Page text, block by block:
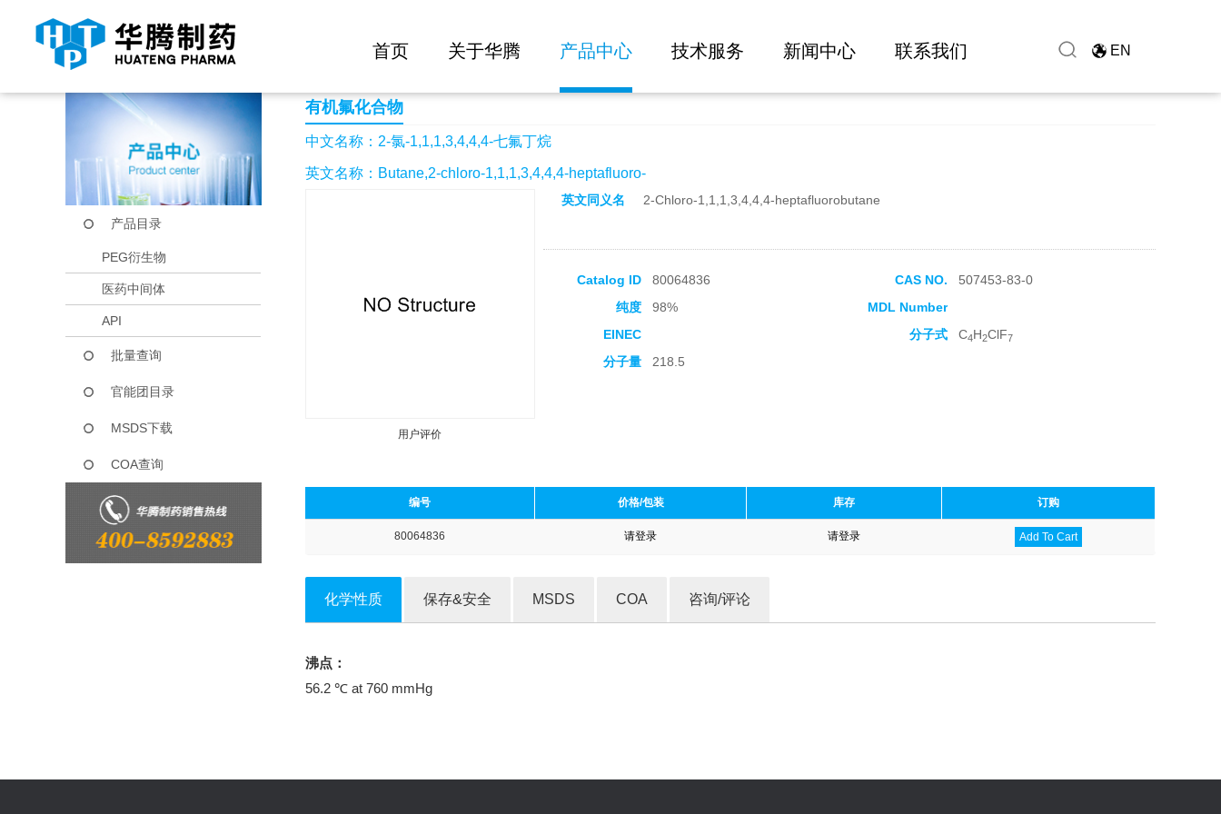
首页 关于华腾 产品中心 技术服务 新闻中心 联系我们 EN
当前位置： 首页 产品中心 2-氯-1,1,1,3,4,4,4-七氟丁烷
产品目录
PEG衍生物
医药中间体
API
批量查询
官能团目录
MSDS下载
COA查询
有机氟化合物
中文名称：2-氯-1,1,1,3,4,4,4-七氟丁烷
英文名称：Butane,2-chloro-1,1,1,3,4,4,4-heptafluoro-
用户评价
英文同义名 2-Chloro-1,1,1,3,4,4,4-heptafluorobutane
Catalog ID 80064836 CAS NO.
507453-83-0
纯度
98%
MDL Number
EINEC
分子式 C4H2ClF7
分子量 218.5
编号 价格/包装 库存 订购
80064836 请登录 请登录 Add To Cart
化学性质 保存&安全 MSDS COA 咨询/评论
沸点：
56.2 ℃ at 760 mmHg